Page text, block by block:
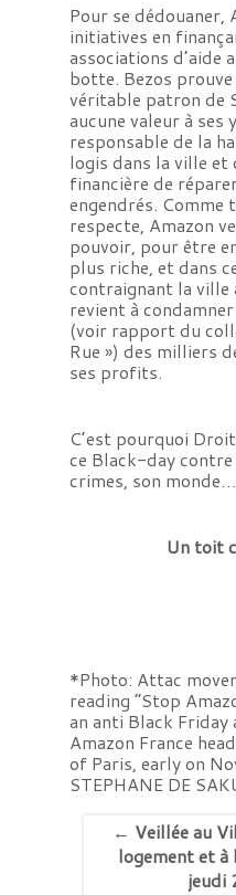
Pour se dédouaner,
initiatives en
associations d’aide
botte. Bezos prouve
véritable patron de
aucune valeur à ses
responsable de la
logis dans la ville et
financière de
engendrés. Comme
respecte, Amazon
pouvoir, pour être
plus riche, et dans
contraignant la ville
revient à
(voir rapport du
Rue ») des milliers
ses profits.
C’est pourquoi
ce Black-day contre
crimes, son monde…
Un toit
*Photo: Attac
reading “Stop
an anti Black
Amazon France
of Paris, early on
STEPHANE DE
← Veillée au
logement et
jeudi